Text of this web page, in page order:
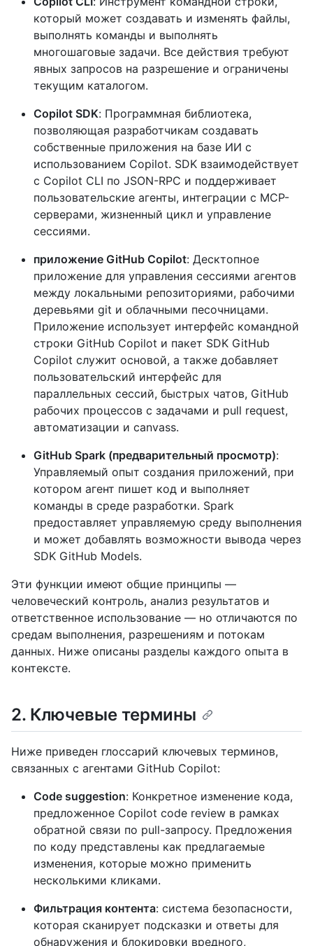
который может создавать и изменять файлы,
выполнять команды и выполнять
многошаговые задачи. Все действия требуют
явных запросов на разрешение и ограничены
текущим каталогом.
Copilot SDK: Программная библиотека,
позволяющая разработчикам создавать
собственные приложения на базе ИИ с
использованием Copilot. SDK взаимодействует
с Copilot CLI по JSON-RPC и поддерживает
пользовательские агенты, интеграции с MCP-
серверами, жизненный цикл и управление
сессиями.
приложение GitHub Copilot: Десктопное
приложение для управления сессиями агентов
между локальными репозиториями, рабочими
деревьями git и облачными песочницами.
Приложение использует интерфейс командной
строки GitHub Copilot и пакет SDK GitHub
Copilot служит основой, а также добавляет
пользовательский интерфейс для
параллельных сессий, быстрых чатов, GitHub
рабочих процессов с задачами и pull request,
автоматизации и canvass.
GitHub Spark (предварительный просмотр):
Управляемый опыт создания приложений, при
котором агент пишет код и выполняет
команды в среде разработки. Spark
предоставляет управляемую среду выполнения
и может добавлять возможности вывода через
SDK GitHub Models.
Эти функции имеют общие принципы —
человеческий контроль, анализ результатов и
ответственное использование — но отличаются по
средам выполнения, разрешениям и потокам
данных. Ниже описаны разделы каждого опыта в
контексте.
2. Ключевые термины
Ниже приведен глоссарий ключевых терминов,
связанных с агентами GitHub Copilot:
Code suggestion: Конкретное изменение кода,
предложенное Copilot code review в рамках
обратной связи по pull-запросу. Предложения
по коду представлены как предлагаемые
изменения, которые можно применить
несколькими кликами.
Фильтрация контента: система безопасности,
которая сканирует подсказки и ответы для
обнаружения и блокировки вредного,